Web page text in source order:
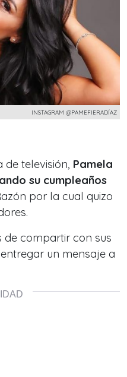
INSTAGRAM @PAMEFIERADÍAZ
televisión, Pamela
su cumpleaños
por la cual quizo
de compartir con sus
un mensaje a